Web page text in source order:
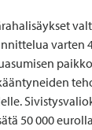
varten
50 000